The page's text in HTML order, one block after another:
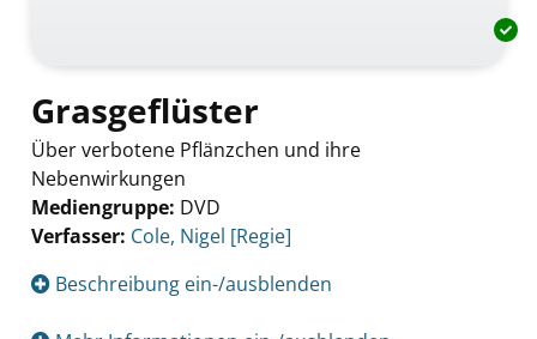
Grasgeflüster
Über verbotene Pflänzchen und ihre
Nebenwirkungen
Mediengruppe: DVD
Verfasser: Suche nach diesem Verfasser
Cole, Nigel [Regie]
Beschreibung ein-/ausblenden